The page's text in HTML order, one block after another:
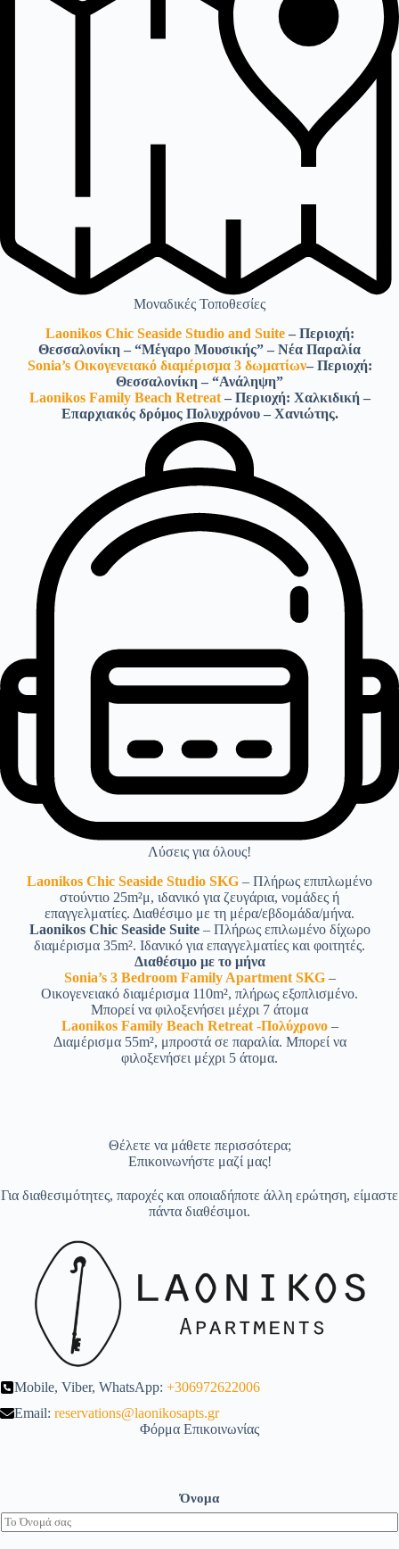
Μοναδικές Τοποθεσίες
Laonikos Chic Seaside Studio and Suite – Περιοχή:
Θεσσαλονίκη – “Μέγαρο Μουσικής” – Νέα Παραλία
Sonia’s Οικογενειακό διαμέρισμα 3 δωματίων– Περιοχή:
Θεσσαλονίκη – “Ανάληψη”
Laonikos Family Beach Retreat– Περιοχή: Χαλκιδική –
Επαρχιακός δρόμος Πολυχρόνου – Χανιώτης.
Λύσεις για όλους!
Laonikos Chic Seaside Studio SKG – Πλήρως επιπλωμένο
στούντιο 25m²μ, ιδανικό για ζευγάρια, νομάδες ή
επαγγελματίες. Διαθέσιμο με τη μέρα/εβδομάδα/μήνα.
Laonikos Chic Seaside Suite– Πλήρως επιλωμένο δίχωρο
διαμέρισμα 35m². Ιδανικό για επαγγελματίες και φοιτητές.
Διαθέσιμο με το μήνα
Sonia’s 3 Bedroom Family Apartment SKG–
Οικογενειακό διαμέρισμα 110m², πλήρως εξοπλισμένο.
Μπορεί να φιλοξενήσει μέχρι 7 άτομα
Laonikos Family Beach Retreat -Πολύχρονο–
Διαμέρισμα 55m², μπροστά σε παραλία. Μπορεί να
φιλοξενήσει μέχρι 5 άτομα.
Θέλετε να μάθετε περισσότερα;
Επικοινωνήστε μαζί μας!
Για διαθεσιμότητες, παροχές και οποιαδήποτε άλλη ερώτηση, είμαστε
πάντα διαθέσιμοι.
Mobile, Viber, WhatsApp: +306972622006
Email: reservations@laonikosapts.gr
Φόρμα Επικοινωνίας
Όνομα